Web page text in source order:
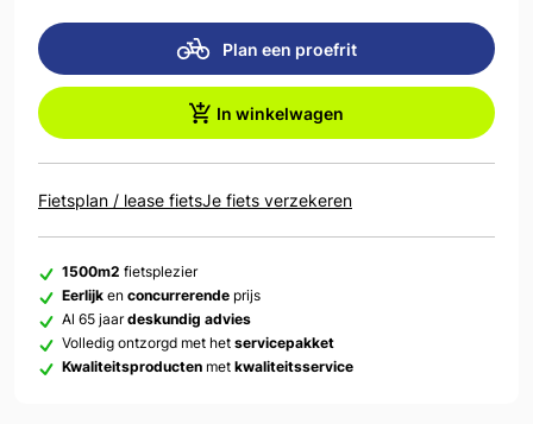
Plan een proefrit
In winkelwagen
Fietsplan / lease fietsJe fiets verzekeren
1500m2 fietsplezier
Eerlijk en concurrerende prijs
Al 65 jaardeskundig advies
Volledig ontzorgd met het servicepakket
Kwaliteitsproducten met kwaliteitsservice